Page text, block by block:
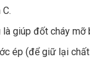
giúp đốt cháy mỡ
ép (để giữ lại